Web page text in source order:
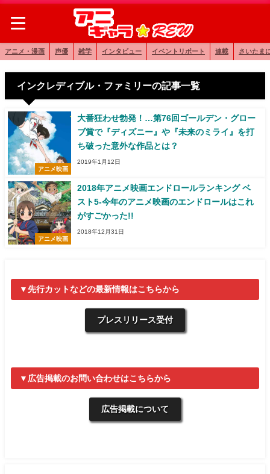
アニメ・漫画 声優 雑学 インタビュー イベントリポート 連載 さいたま
インクレディブル・ファミリーの記事一覧
アニメ映画
大番狂わせ勃発！…第76回ゴールデン・グロー
ブ賞で『ディズニー』や『未来のミライ』を打
ち破った意外な作品とは？
2019年1月12日
アニメ映画
2018年アニメ映画エンドロールランキング ベ
スト5-今年のアニメ映画のエンドロールはこれ
がすごかった!!
2018年12月31日
▼先行カットなどの最新情報はこちらから
プレスリリース受付
▼広告掲載のお問い合わせはこちらから
広告掲載について